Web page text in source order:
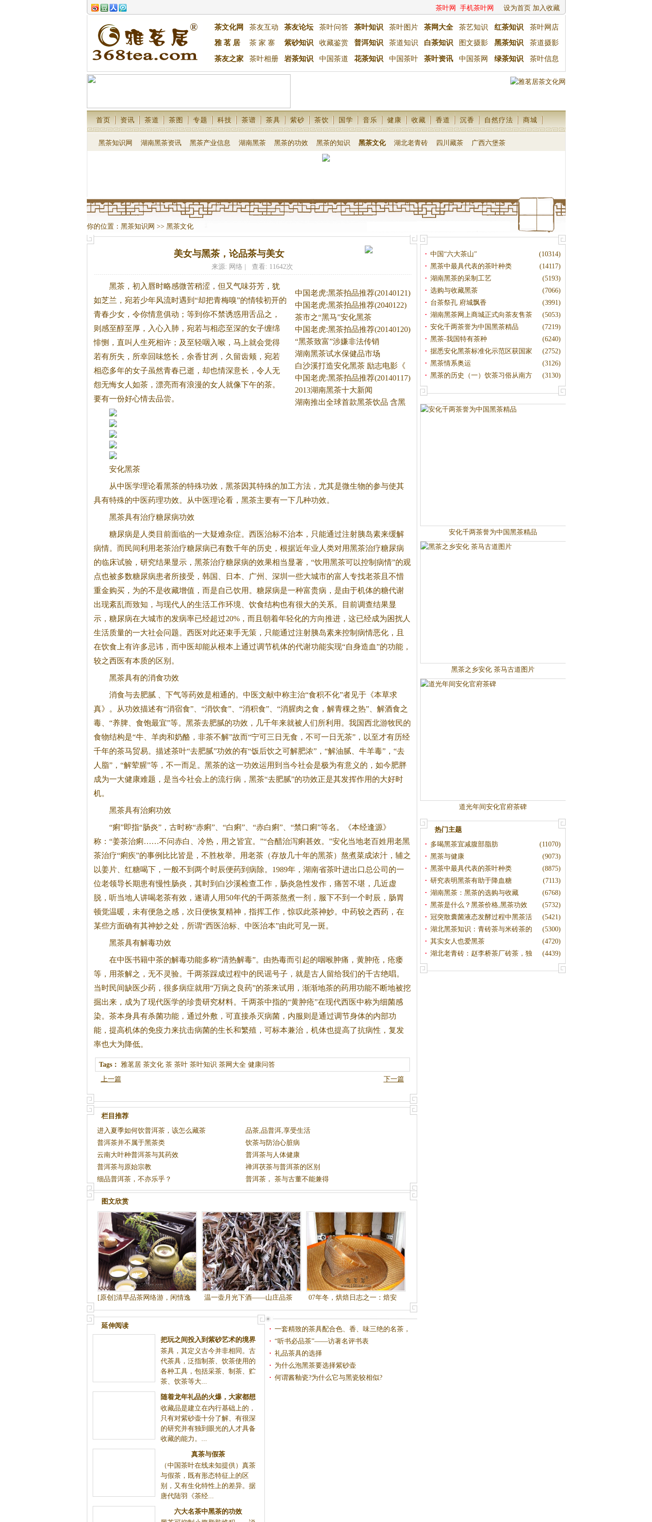
茶叶网 手机茶叶网 设为首页 加入收藏
茶文化网 茶友互动 茶友论坛 茶叶问答 茶叶知识 茶叶图片 茶网大全 茶艺知识 红茶知识
茶叶网店
雅 茗 居
茶 家 寨 紫砂知识 收藏鉴赏 普洱知识 茶道知识 白茶知识 图文摄影 黑茶知识 茶道摄影
茶友之家 茶叶相册 岩茶知识 中国茶道 花茶知识 中国茶叶 茶叶资讯 中国茶网 绿茶知识 茶叶信息
首页 资讯 茶道 茶图 专题 科技 茶谱 茶具 紫砂 茶饮 国学 音乐 健康 收藏 香道 沉香 自然疗法 商城
黑茶知识网 湖南黑茶资讯 黑茶产业信息 湖南黑茶 黑茶的功效 黑茶的知识 黑茶文化 湖北老青砖 四川藏茶 广西六堡茶
你的位置： 黑茶知识网 >> 黑茶文化
美女与黑茶，论品茶与美女
来源: 网络 | 查看: 11642次
中国老虎:黑茶拍品推荐(20140121)
中国老虎:黑茶拍品推荐(2040122)
茶市之“黑马”安化黑茶
中国老虎:黑茶拍品推荐(20140120)
“黑茶致富”涉嫌非法传销
湖南黑茶试水保健品市场
白沙溪打造安化黑茶 励志电影《
中国老虎:黑茶拍品推荐(20140117)
2013湖南黑茶十大新闻
湖南推出全球首款黑茶饮品 含黑
黑茶 ，初入唇时略感微苦稍涩，但又气味芬芳，犹
如芝兰，宛若少年风流时遇到“却把青梅嗅”的情犊初开的
青春少女，令你情意俱动；等到你不禁诱惑用舌品之，
则感至醇至厚，入心入肺，宛若与相恋至深的女子缠绵
悱恻，直叫人生死相许；及至轻咽入喉，马上就会觉得
若有所失，所幸回味悠长，余香甘冽，久留齿颊，宛若
相恋多年的女子虽然青春已逝，却也情深意长，令人无
怨无悔女人如茶，漂亮而有浪漫的女人就像下午的茶。
要有一份好心情去品尝。
安化黑茶
从中医学理论看黑茶的特殊功效，黑茶因其特殊的加工方法，尤其是微生物的参与使其
具有特殊的中医药理功效。从中医理论看， 黑茶主要有一下几种功效。
黑茶具有治疗糖尿病功效
糖尿病是人类目前面临的一大疑难杂症。西医治标不治本，只能通过注射胰岛素来缓解
病情。而民间利用老茶治疗糖尿病已有数千年的历史，根据近年业人类对用黑茶治疗糖尿病
的临床试验，研究结果显示， 黑茶治疗糖尿病的效果相当显著，“饮用黑茶可以控制病情”的观
点也被多数糖尿病患者所接受，韩国、日本、广州、深圳一些大城市的富人专找老茶且不惜
重金购买，为的不是收藏增值，而是自己饮用。糖尿病是一种富贵病，是由于机体的糖代谢
出现紊乱而致知，与现代人的生活工作环境、饮食结构也有很大的关系。目前调查结果显
示，糖尿病在大城市的发病率已经超过20%，而且朝着年轻化的方向推进，这已经成为困扰人
生活质量的一大社会问题。西医对此还束手无策，只能通过注射胰岛素来控制病情恶化，且
在饮食上有许多忌讳，而中医却能从根本上通过调节机体的代谢功能实现“自身造血”的功能，
较之西医有本质的区别。
黑茶具有的消食功效
消食与去肥腻 、下气等药效是相通的。中医文献中称主治“食积不化”者见于《本草求
真》。从功效描述有“消宿食”、“消饮食”、“消积食”、“消腥肉之食，解青稞之热”、解酒食之
毒、“养脾、食饱最宜”等。 黑茶去肥腻的功效，几千年来就被人们所利用。我国西北游牧民的
食物结构是“牛、羊肉和奶酪，非茶不解”故而“宁可三日无食，不可一日无茶”，以至才有历经
千年的茶马贸易。描述茶叶“去肥腻”功效的有“饭后饮之可解肥浓”，“解油腻、牛羊毒”，“去
人脂”，“解荤腥”等，不一而足。 黑茶的这一功效运用到当今社会是极为有意义的，如今肥胖
成为一大健康难题，是当今社会上的流行病， 黑茶“去肥腻”的功效正是其发挥作用的大好时
机。
黑茶具有治痢功效
“痢”即指“肠炎”，古时称“赤痢”、“白痢”、“赤白痢”、“禁口痢”等名。《本经逢源》
称：“姜茶治痢……不问赤白、冷热，用之皆宜。”“合醋治泻痢甚效。”安化当地老百姓用老黑
茶治疗“痢疾”的事例比比皆是，不胜枚举。用老茶（存放几十年的黑茶）熬煮菜成浓汁，辅之
以姜片、红糖喝下，一般不到两个时辰便药到病除。1989年，湖南省茶叶进出口总公司的一
位老领导长期患有慢性肠炎，其时到白沙溪检查工作，肠炎急性发作，痛苦不堪，几近虚
脱，听当地人讲喝老茶有效，遂请人用50年代的千两茶熬煮一剂，服下不到一个时辰，肠胃
顿觉温暖，未有便急之感，次日便恢复精神，指挥工作，惊叹此茶神妙。中药较之西药，在
某些方面确有其神妙之处，所谓“西医治标、中医治本”由此可见一斑。
黑茶具有解毒功效
在中医书籍中茶的解毒功能多称“清热解毒”。由热毒而引起的咽喉肿痛，黄肿疮，疮瘘
等，用茶解之，无不灵验。千两茶踩成过程中的民谣号子，就是古人留给我们的千古绝唱。
当时民间缺医少药，很多病症就用“万病之良药”的茶来试用，渐渐地茶的药用功能不断地被挖
掘出来，成为了现代医学的珍贵研究材料。千两茶中指的“黄肿疮”在现代西医中称为细菌感
染。茶本身具有杀菌功能，通过外敷，可直接杀灭病菌，内服则是通过调节身体的内部功
能，提高机体的免疫力来抗击病菌的生长和繁殖，可标本兼治，机体也提高了抗病性，复发
率也大为降低。
Tags： 雅茗居 茶文化 茶 茶叶 茶叶知识 茶网大全 健康问答
上一篇
下一篇
栏目推荐
进入夏季如何饮普洱茶，该怎么藏茶
品茶,品普洱,享受生活
普洱茶并不属于黑茶类
饮茶与防治心脏病
云南大叶种普洱茶与其药效
普洱茶与人体健康
普洱茶与原始宗教
禅洱茯茶与普洱茶的区别
细品普洱茶，不亦乐乎？
普洱茶， 茶与古董不能兼得
图文欣赏
[原创]清早品茶网络游，闲情逸
致
温一壶月光下酒――山庄品茶
之 月光白
07年冬，烘焙日志之一：焙安
溪乌龙茶与岩茶
延伸阅读
把玩之间投入到紫砂艺术的境界
中，龙年礼品茶具热才成为一种
实质
茶具，其定义古今并非相同。古
代茶具，泛指制茶、饮茶使用的
各种工具，包括采茶、制茶、贮
茶、饮茶等大...
随着龙年礼品的火爆，大家都想
收藏一款龙年工艺品茶具
收藏品是建立在内行基础上的，
只有对紫砂壶十分了解、有很深
的研究并有独到眼光的人才具备
收藏的能力。...
真茶与假茶
（中国茶叶在线未知提供）真茶
与假茶，既有形态特征上的区
别，又有生化特性上的差异。据
唐代陆羽《茶经...
六大名茶中黑茶的功效
一套精致的茶具配合色、香、味三绝的名茶，
可谓相得益彰
“听书必品茶”——访著名评书表
礼品茶具的选择
为什么泡黑茶要选择紫砂壶
何谓酱釉瓷?为什么它与黑瓷较相似?
(10314)
中国“六大茶山”
(14117)
黑茶中最具代表的茶叶种类
(5193)
湖南黑茶的采制工艺
(7066)
选购与收藏黑茶
(3991)
台茶祭孔 府城飘香
(5053)
湖南黑茶网上商城正式向茶友售茶
(7219)
安化千两茶誉为中国黑茶精品
(6240)
黑茶-我国特有茶种
(2752)
据悉安化黑茶标准化示范区获国家
(3126)
黑茶情系奥运
(3130)
黑茶的历史（一）饮茶习俗从南方
安化千两茶誉为中国黑茶精品
黑茶之乡安化 茶马古道图片
道光年间安化官府茶碑
热门主题
(11070)
多喝黑茶宜减腹部脂肪
(9073)
黑茶与健康
(8875)
黑茶中最具代表的茶叶种类
(7113)
研究表明黑茶有助于降血糖
(6768)
湖南黑茶：黑茶的选购与收藏
(5732)
黑茶是什么？黑茶价格,黑茶功效
(5421)
冠突散囊菌液态发酵过程中黑茶活
(5300)
湖北黑茶知识：青砖茶与米砖茶的
(4720)
其实女人也爱黑茶
(4439)
湖北老青砖：赵李桥茶厂砖茶，独